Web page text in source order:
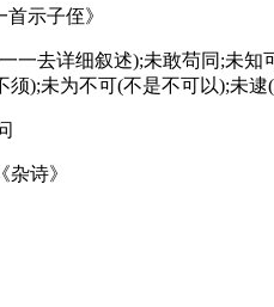
示子侄》
一去详细叙述);未敢苟同;未
须);未为不可(不是不可以);未
诗》